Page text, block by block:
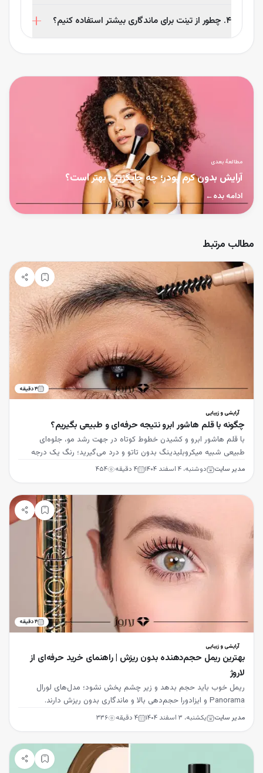
طراحی شده‌اند و به راحتی روی پوست پخش می‌شوند. ۴. چطور از تینت برای ماندگاری بیشتر استفاده کنیم؟
ضربه‌ای روی پوست بزنید.
مطالعهٔ بعدی
آرایش بدون کرم پودر؛ چه جایگزینی بهتر است؟
ادامه بده←
مطالب مرتبط
۴دقیقه
آرایشی و زیبایی
چگونه با قلم هاشور ابرو نتیجه حرفه‌ای و طبیعی بگیریم؟
با قلم هاشور ابرو و کشیدن خطوط کوتاه در جهت رشد مو، جلوه‌ای
طبیعی شبیه میکروبلیدینگ بدون تاتو و درد می‌گیرید؛ رنگ یک درجه
روشن‌تر از مو را انتخاب کنید.
مدیر سایت دوشنبه، ۴ اسفند ۱۴۰۴ ۴ دقیقه ۴۵۴
۴دقیقه
آرایشی و زیبایی
بهترین ریمل حجم‌دهنده بدون ریزش | راهنمای خرید حرفه‌ای از
لاروژ
ریمل خوب باید حجم بدهد و زیر چشم پخش نشود؛ مدل‌های لورال
Panorama و ایزادورا حجم‌دهی بالا و ماندگاری بدون ریزش دارند.
مدیر سایت یکشنبه، ۳ اسفند ۱۴۰۴ ۴ دقیقه ۳۳۶